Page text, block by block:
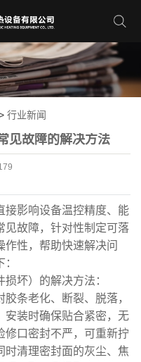
行业新闻
见故障的解决方法
接影响设备温控精度、能
见故障，针对性制定可落
性，帮助快速解决问
坏）的解决方法：
条老化、断裂、脱落，
安装时确保贴合紧密，无
修口密封不严，可重新拧
时清理密封面的灰尘、焦